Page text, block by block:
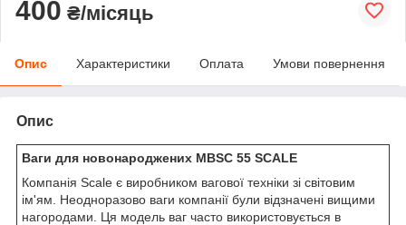
400 ₴/місяць
Опис Характеристики Оплата Умови повернення
Опис
Ваги для новонароджених MBSC 55 SCALE
Компанія Scale є виробником вагової техніки зі світовим
ім'ям. Неодноразово ваги компанії були відзначені вищими
нагородами. Ця модель ваг часто використовується в